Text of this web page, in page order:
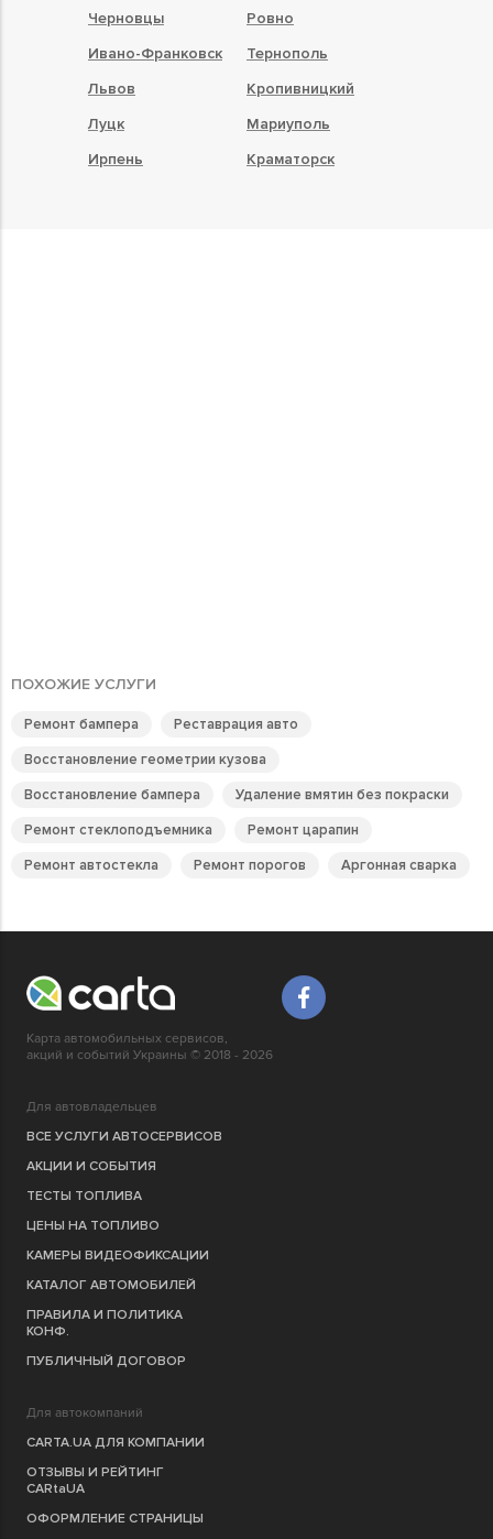
Черновцы
Ровно
Ивано-Франковск
Тернополь
Львов
Кропивницкий
Луцк
Мариуполь
Ирпень
Краматорск
ПОХОЖИЕ УСЛУГИ
Ремонт бампера
Реставрация авто
Восстановление геометрии кузова
Восстановление бампера
Удаление вмятин без покраски
Ремонт стеклоподъемника
Ремонт царапин
Ремонт автостекла
Ремонт порогов Аргонная сварка
Карта автомобильных сервисов,
акций и событий Украины © 2018 - 2026
Для автовладельцев
ВСЕ УСЛУГИ АВТОСЕРВИСОВ
АКЦИИ И СОБЫТИЯ
ТЕСТЫ ТОПЛИВА
ЦЕНЫ НА ТОПЛИВО
КАМЕРЫ ВИДЕОФИКСАЦИИ
КАТАЛОГ АВТОМОБИЛЕЙ
ПРАВИЛА И ПОЛИТИКА
КОНФ.
ПУБЛИЧНЫЙ ДОГОВОР
Для автокомпаний
CARTA.UA ДЛЯ КОМПАНИИ
ОТЗЫВЫ И РЕЙТИНГ
CARtaUA
ОФОРМЛЕНИЕ СТРАНИЦЫ